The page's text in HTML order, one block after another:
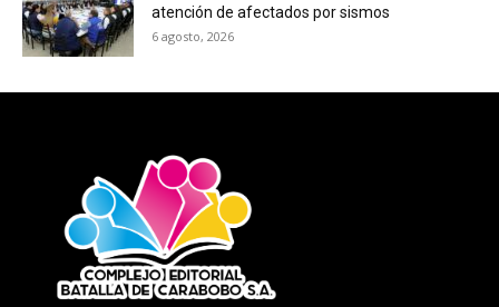
atención de afectados por sismos
6 agosto, 2026